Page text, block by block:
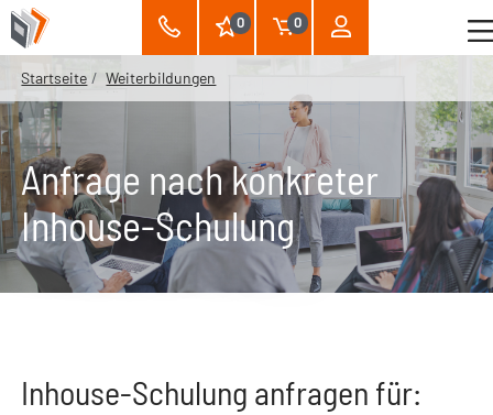
0 0
Startseite Weiterbildungen
Anfrage nach konkreter
Inhouse-Schulung
Inhouse-Schulung anfragen für: